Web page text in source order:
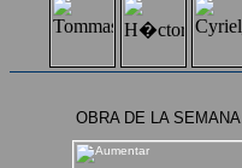
OBRA DE LA SEMANA